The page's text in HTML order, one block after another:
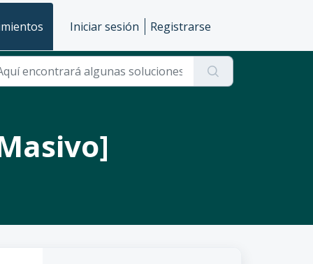
Iniciar sesión Registrarse